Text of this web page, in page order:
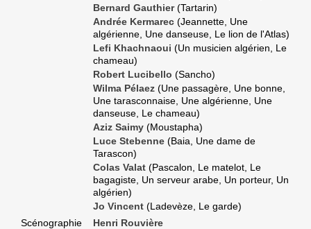
Bernard Gauthier (Tartarin)
Andrée Kermarec (Jeannette, Une
algérienne, Une danseuse, Le lion de l'Atlas)
Lefi Khachnaoui (Un musicien algérien, Le
chameau)
Robert Lucibello (Sancho)
Wilma Pélaez (Une passagère, Une bonne,
Une tarasconnaise, Une algérienne, Une
danseuse, Le chameau)
Aziz Saimy (Moustapha)
Luce Stebenne (Baia, Une dame de
Tarascon)
Colas Valat (Pascalon, Le matelot, Le
bagagiste, Un serveur arabe, Un porteur, Un
algérien)
Jo Vincent (Ladevèze, Le garde)
Scénographie
Henri Rouvière